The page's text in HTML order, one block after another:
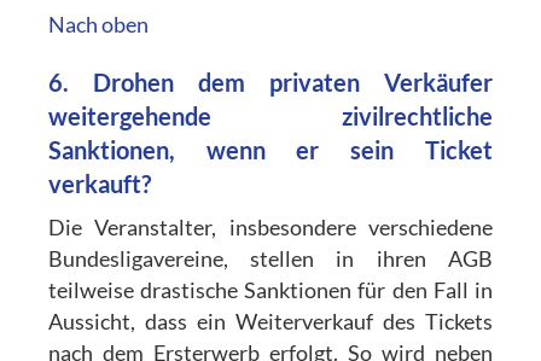
Nach oben
6. Drohen dem privaten Verkäufer
weitergehende zivilrechtliche
Sanktionen, wenn er sein Ticket
verkauft?
Die Veranstalter, insbesondere verschiedene
Bundesligavereine, stellen in ihren AGB
teilweise drastische Sanktionen für den Fall in
Aussicht, dass ein Weiterverkauf des Tickets
nach dem Ersterwerb erfolgt. So wird neben